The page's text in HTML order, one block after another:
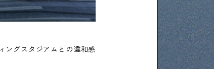
ングスタジアムとの違和感